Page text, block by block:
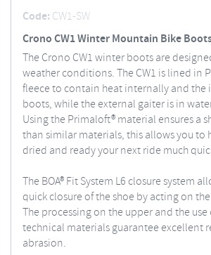
Code: CW1-SW
Crono CW1 Winter Mountain Bike
The Crono CW1 winter boots are
weather conditions. The CW1 is lined in
fleece to contain heat internally and the
boots, while the external gaiter is in
Using the Primaloft® material ensures a
than similar materials, this allows you to
dried and ready your next ride much
The BOA® Fit System L6 closure system
quick closure of the shoe by acting on
The processing on the upper and the use
technical materials guarantee excellent
abrasion.